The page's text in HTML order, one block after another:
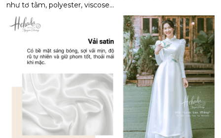
như tơ tằm, polyester, viscose...